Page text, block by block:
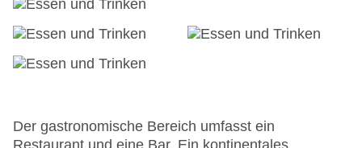
Lift
Anzahl der Aufzüge: 1
Gesamtanzahl der Stockwerke: 0
Visa
Landeskategorie: 2 Sterne
Der gastronomische Bereich umfasst ein